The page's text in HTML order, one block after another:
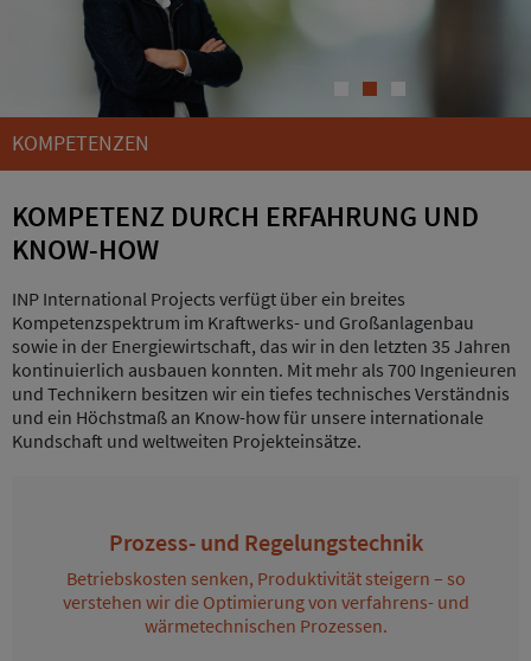
2 3
KOMPETENZEN
KOMPETENZ DURCH ERFAHRUNG UND
KNOW-HOW
INP International Projects verfügt über ein breites
Kompetenzspektrum im Kraftwerks- und Großanlagenbau
sowie in der Energiewirtschaft, das wir in den letzten 35 Jahren
kontinuierlich ausbauen konnten. Mit mehr als 700 Ingenieuren
und Technikern besitzen wir ein tiefes technisches Verständnis
und ein Höchstmaß an Know-how für unsere internationale
Kundschaft und weltweiten Projekteinsätze.
Prozess- und Regelungstechnik
Betriebskosten senken, Produktivität steigern – so
verstehen wir die Optimierung von verfahrens- und
wärmetechnischen Prozessen.